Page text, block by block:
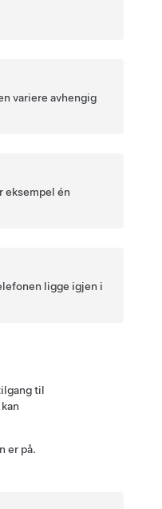
variere avhengig
eksempel én
ligge igjen i
til
er på.